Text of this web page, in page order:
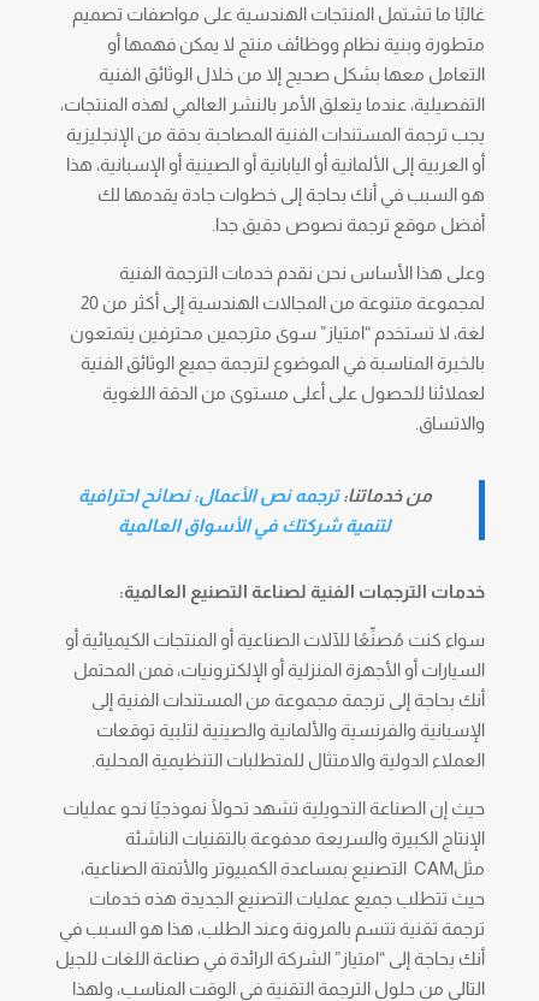
غالبًا ما تشتمل المنتجات الهندسية على مواصفات تصميم
متطورة وبنية نظام ووظائف منتج لا يمكن فهمها أو
التعامل معها بشكل صحيح إلا من خلال الوثائق الفنية
التفصيلية، عندما يتعلق الأمر بالنشر العالمي لهذه المنتجات،
يجب ترجمة المستندات الفنية المصاحبة بدقة من الإنجليزية
أو العربية إلى الألمانية أو اليابانية أو الصينية أو الإسبانية، هذا
هو السبب في أنك بحاجة إلى خطوات جادة يقدمها لك
أفضل موقع ترجمة نصوص دقيق جدا.
وعلى هذا الأساس نحن نقدم خدمات الترجمة الفنية
لمجموعة متنوعة من المجالات الهندسية إلى أكثر من 20
لغة، لا تستخدم “امتياز” سوى مترجمين محترفين يتمتعون
بالخبرة المناسبة في الموضوع لترجمة جميع الوثائق الفنية
لعملائنا للحصول على أعلى مستوى من الدقة اللغوية
والاتساق.
من خدماتنا:ترجمه نص الأعمال: نصائح احترافية
لتنمية شركتك في الأسواق العالمية
خدمات الترجمات الفنية لصناعة التصنيع العالمية:
سواء كنت مُصنِّعًا للآلات الصناعية أو المنتجات الكيميائية أو
السيارات أو الأجهزة المنزلية أو الإلكترونيات، فمن المحتمل
أنك بحاجة إلى ترجمة مجموعة من المستندات الفنية إلى
الإسبانية والفرنسية والألمانية والصينية لتلبية توقعات
العملاء الدولية والامتثال للمتطلبات التنظيمية المحلية.
حيث إن الصناعة التحويلية تشهد تحولًا نموذجيًا نحو عمليات
الإنتاج الكبيرة والسريعة مدفوعة بالتقنيات الناشئة
مثلCAM التصنيع بمساعدة الكمبيوتر والأتمتة الصناعية،
حيث تتطلب جميع عمليات التصنيع الجديدة هذه خدمات
ترجمة تقنية تتسم بالمرونة وعند الطلب، هذا هو السبب في
أنك بحاجة إلى “امتياز” الشركة الرائدة في صناعة اللغات للجيل
التالي من حلول الترجمة التقنية في الوقت المناسب، ولهذا